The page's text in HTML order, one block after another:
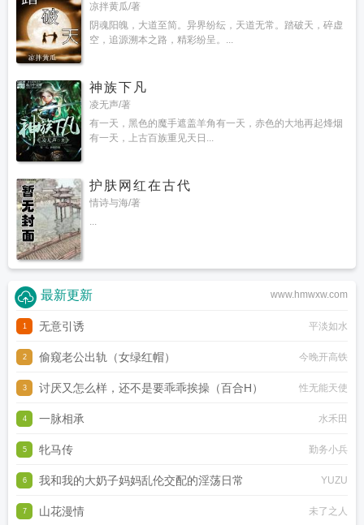
凉拌黄瓜/著
阴魂阳魄，大道至简。异界纷纭，天道无常。踏破天，碎虚
空，追源溯本之路，精彩纷呈。...
神族下凡
凌无声/著
有一天，黑色的魔手遮盖羊角有一天，赤色的大地再起烽烟
有一天，上古百族重见天日...
护肤网红在古代
情诗与海/著
...
www.hmwxw.com
最新更新
1 无意引诱 平淡如水
2 偷窥老公出轨（女绿红帽） 今晚开高铁
3 讨厌又怎么样，还不是要乖乖挨操（百合H） 性无能天使
4 一脉相承 水禾田
5 牝马传 勤务小兵
6 我和我的大奶子妈妈乱伦交配的淫荡日常 YUZU
7 山花漫情 未了之人